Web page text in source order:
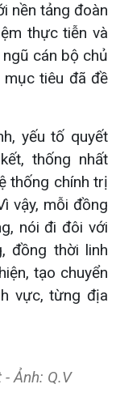
nền tảng đoàn
thực tiễn và
cán bộ chủ
mục tiêu đã đề
yếu tố quyết
thống nhất
thống chính trị
vậy, mỗi đồng
nói đi đôi với
đồng thời linh
tạo chuyển
vực, từng địa
Ảnh: Q.V